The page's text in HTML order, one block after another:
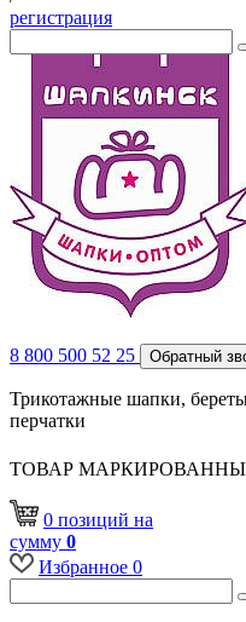
регистрация
8 800 500 52 25 Обратный
Трикотажные шапки,
перчатки
ТОВАР
0 позиций на
сумму 0
Избранное 0